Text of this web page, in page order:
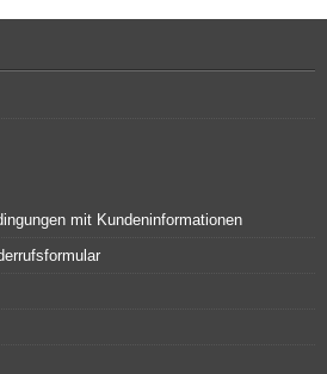
mit Kundeninformationen